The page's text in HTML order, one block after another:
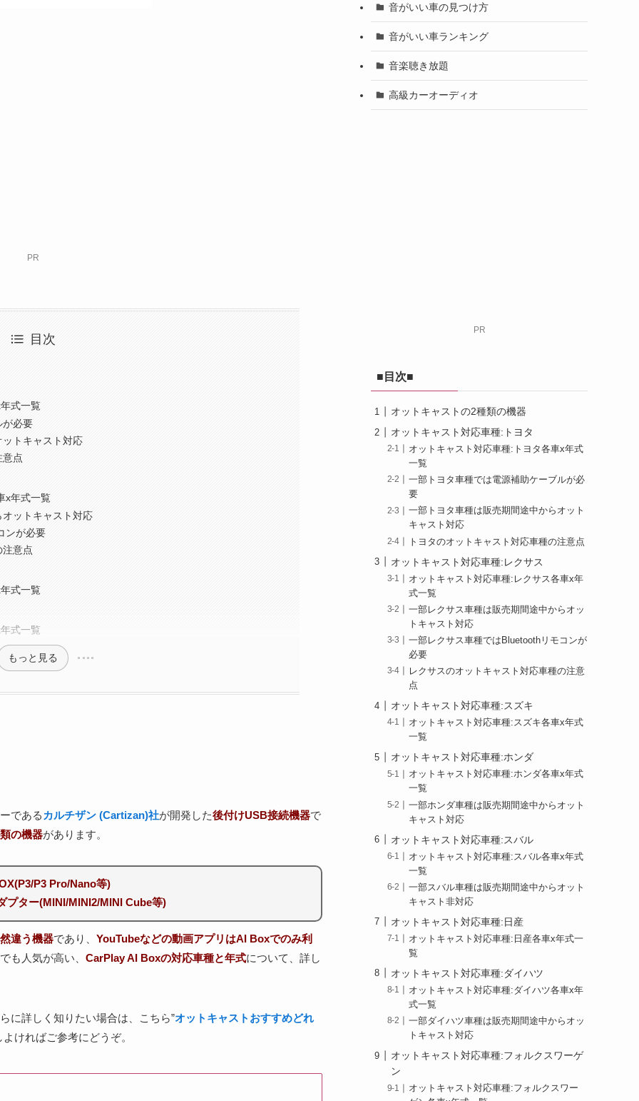
PR
目次
式一覧
が必要
トキャスト対応
意点
x年式一覧
ットキャスト対応
ンが必要
注意点
式一覧
式一覧
もっと見る
である カルチザン (Cartizan)社が開発した後付けUSB接続機器で
の機器があります。
P3 Pro/Nano等)
プター(MINI/MINI2/MINI Cube等)
違う機器であり、 YouTubeなどの動画アプリはAI Boxでのみ利
も人気が高い、 CarPlay AI Boxの対応車種と年式について、詳し
に詳しく知りたい場合は、こちら”オットキャストおすすめどれ
ければご参考にどうぞ。
音がいい車の見つけ方
音がいい車ランキング
音楽聴き放題
高級カーオーディオ
PR
■目次■
オットキャストの2種類の機器
オットキャスト対応車種:トヨタ
オットキャスト対応車種:トヨタ各車x年式
一覧
一部トヨタ車種では電源補助ケーブルが必
要
一部トヨタ車種は販売期間途中からオット
キャスト対応
トヨタのオットキャスト対応車種の注意点
オットキャスト対応車種:レクサス
オットキャスト対応車種:レクサス各車x年
式一覧
一部レクサス車種は販売期間途中からオッ
トキャスト対応
一部レクサス車種ではBluetoothリモコンが
必要
レクサスのオットキャスト対応車種の注意
点
オットキャスト対応車種:スズキ
オットキャスト対応車種:スズキ各車x年式
一覧
オットキャスト対応車種:ホンダ
オットキャスト対応車種:ホンダ各車x年式
一覧
一部ホンダ車種は販売期間途中からオット
キャスト対応
オットキャスト対応車種:スバル
オットキャスト対応車種:スバル各車x年式
一覧
一部スバル車種は販売期間途中からオット
キャスト非対応
オットキャスト対応車種:日産
オットキャスト対応車種:日産各車x年式一
覧
オットキャスト対応車種:ダイハツ
オットキャスト対応車種:ダイハツ各車x年
式一覧
一部ダイハツ車種は販売期間途中からオッ
トキャスト対応
オットキャスト対応車種:フォルクスワーゲ
ン
オットキャスト対応車種:フォルクスワー